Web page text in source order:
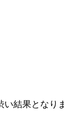
い結果となり